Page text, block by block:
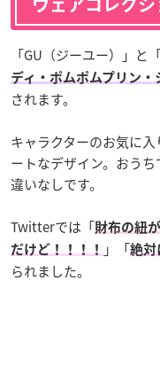
ウェアコレクシ
「GU（ジーユー）」と
ディ・ポムポムプリン
されます。
キャラクターのお気に
ートなデザイン。おう
違いなしです。
Twitterでは「 財布の紐
だけど！！！！
」「絶対
られました。